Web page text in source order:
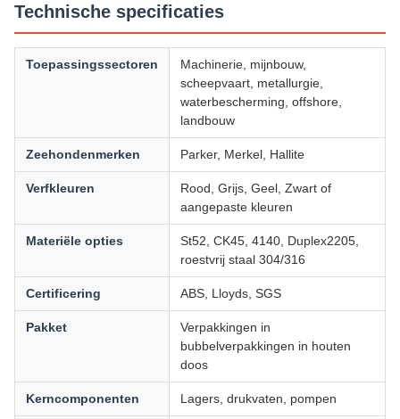
Technische specificaties
Toepassingssectoren
Machinerie, mijnbouw,
scheepvaart, metallurgie,
waterbescherming, offshore,
landbouw
Zeehondenmerken Parker, Merkel, Hallite
Verfkleuren
Rood, Grijs, Geel, Zwart of
aangepaste kleuren
Materiële opties
St52, CK45, 4140, Duplex2205,
roestvrij staal 304/316
Certificering ABS, Lloyds, SGS
Pakket
Verpakkingen in
bubbelverpakkingen in houten
doos
Kerncomponenten Lagers, drukvaten, pompen